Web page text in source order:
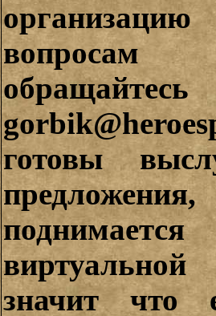
вопросам
готовы
значит что